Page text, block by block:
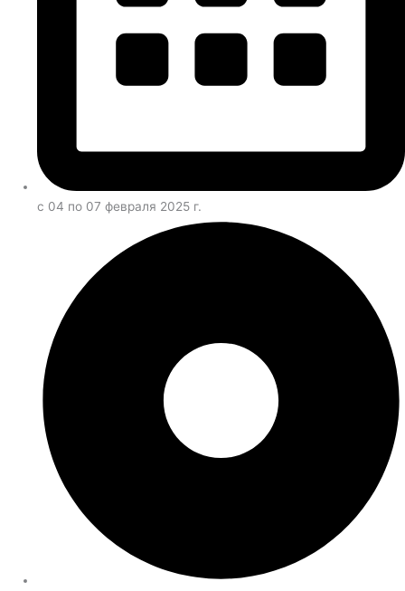
c 04 по 07 февраля 2025 г.